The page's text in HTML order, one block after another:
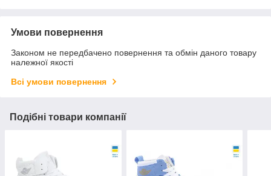
Умови повернення
Законом не передбачено повернення та обмін даного товару
належної якості
Всі умови повернення
Подібні товари компанії